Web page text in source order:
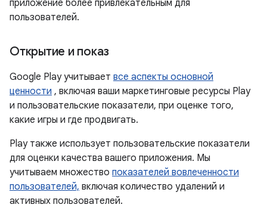
приложение более привлекательным для
пользователей.
Открытие и показ
Google Play учитывает все аспекты основной
ценности , включая ваши маркетинговые ресурсы Play
и пользовательские показатели, при оценке того,
какие игры и где продвигать.
Play также использует пользовательские показатели
для оценки качества вашего приложения. Мы
учитываем множество показателей вовлеченности
пользователей, включая количество удалений и
активных пользователей.